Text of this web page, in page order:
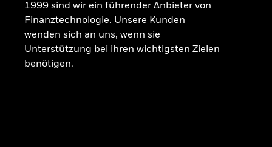
1999 sind wir ein führender Anbieter von
Finanztechnologie. Unsere Kunden
wenden sich an uns, wenn sie
Unterstützung bei ihren wichtigsten Zielen
benötigen.